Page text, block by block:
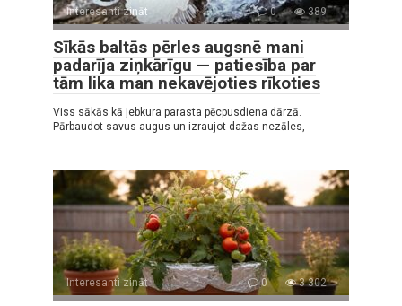
Interesanti zināt 0 389
Sīkās baltās pērles augsnē mani
padarīja ziņkārīgu — patiesība par
tām lika man nekavējoties rīkoties
Viss sākās kā jebkura parasta pēcpusdiena dārzā.
Pārbaudot savus augus un izraujot dažas nezāles,
Interesanti zināt 0 3 302